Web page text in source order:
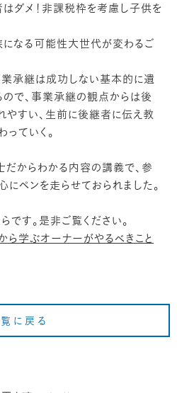
ダメ！非課税枠を考慮し子供を
なる可能性大世代が変わるご
承継は成功しない基本的に遺
で、事業承継の観点からは後
やすい、生前に後継者に伝え教
っていく。
からわかる内容の講義で、参
にペンを走らせておられました。
です。是非ご覧ください。
学ぶオーナーがやるべきこと
に戻る